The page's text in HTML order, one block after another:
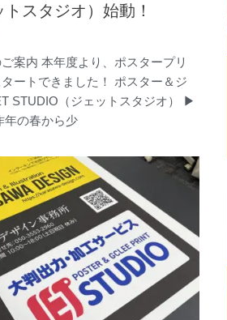
スタジオ）始動！
案内 本年度より、ポスタープリ
ートできました！ ポスター＆ジ
STUDIO（ジェットスタジオ） ▶
年の春から少